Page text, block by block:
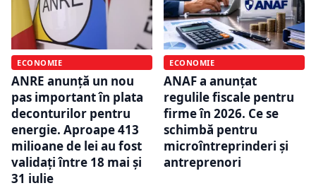
ECONOMIE
ANRE anunță un nou
pas important în plata
deconturilor pentru
energie. Aproape 413
milioane de lei au fost
validați între 18 mai și
31 iulie
ECONOMIE
ANAF a anunțat
regulile fiscale pentru
firme în 2026. Ce se
schimbă pentru
microîntreprinderi și
antreprenori